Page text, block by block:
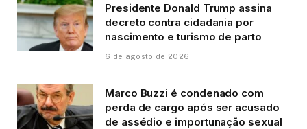
Presidente Donald Trump assina
decreto contra cidadania por
nascimento e turismo de parto
6 de agosto de 2026
Marco Buzzi é condenado com
perda de cargo após ser acusado
de assédio e importunação sexual